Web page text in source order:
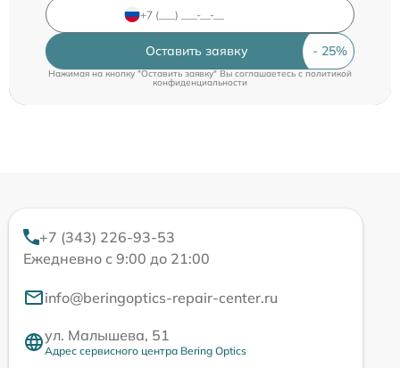
Оставить заявку
Нажимая на кнопку "Оставить заявку" Вы соглашаетесь cполитикой
конфиденциальности
+7 (343) 226-93-53
Ежедневно с 9:00 до 21:00
info@beringoptics-repair-center.ru
ул. Малышева, 51
Адрес сервисного центра Bering Optics